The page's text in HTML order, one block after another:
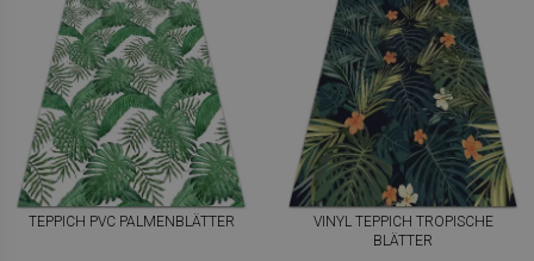
TEPPICH PVC PALMENBLÄTTER
VINYL TEPPICH TROPISCHE
BLÄTTER